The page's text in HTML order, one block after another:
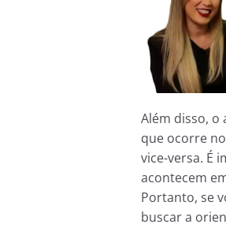
Além disso, o
que ocorre
vice-versa. É
acontecem
Portanto, se
buscar a